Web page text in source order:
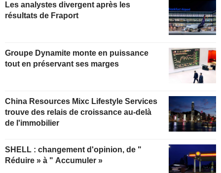
Les analystes divergent après les
résultats de Fraport
Groupe Dynamite monte en puissance
tout en préservant ses marges
China Resources Mixc Lifestyle Services
trouve des relais de croissance au-delà
de l'immobilier
SHELL : changement d'opinion, de "
Réduire » à " Accumuler »